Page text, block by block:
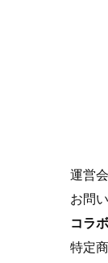
運営
お問
コラ
特定